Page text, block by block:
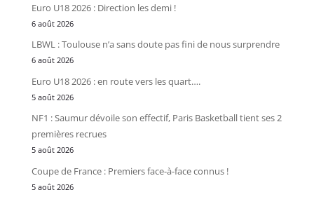
Euro U18 2026 : Direction les demi !
6 août 2026
LBWL : Toulouse n’a sans doute pas fini de nous surprendre
6 août 2026
Euro U18 2026 : en route vers les quart….
5 août 2026
NF1 : Saumur dévoile son effectif, Paris Basketball tient ses 2
premières recrues
5 août 2026
Coupe de France : Premiers face-à-face connus !
5 août 2026